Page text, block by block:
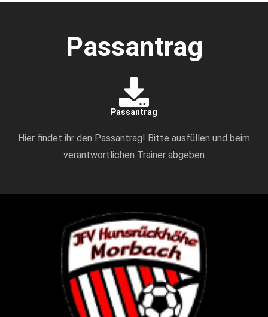
Passantrag
Passantrag
Hier findet ihr den Passantrag! Bitte ausfüllen und beim
verantwortlichen Trainer abgeben